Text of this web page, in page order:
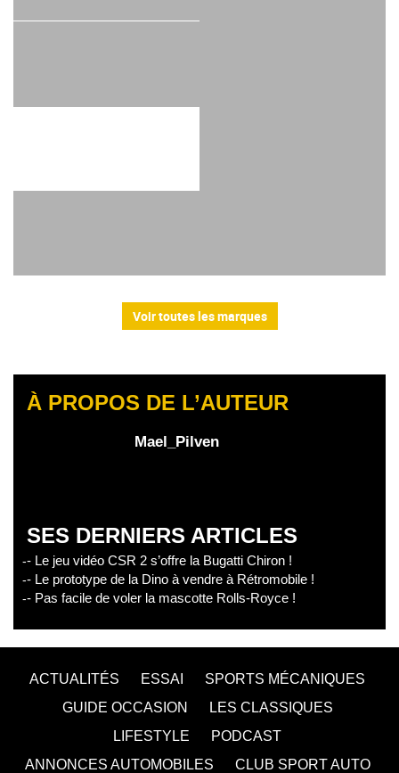
Voir toutes les marques
À PROPOS DE L’AUTEUR
Mael_Pilven
SES DERNIERS ARTICLES
- Le jeu vidéo CSR 2 s’offre la Bugatti Chiron !
- Le prototype de la Dino à vendre à Rétromobile !
- Pas facile de voler la mascotte Rolls-Royce !
ACTUALITÉS ESSAI
SPORTS MÉCANIQUES
GUIDE OCCASION
LES CLASSIQUES
LIFESTYLE
PODCAST
ANNONCES AUTOMOBILES
CLUB SPORT AUTO